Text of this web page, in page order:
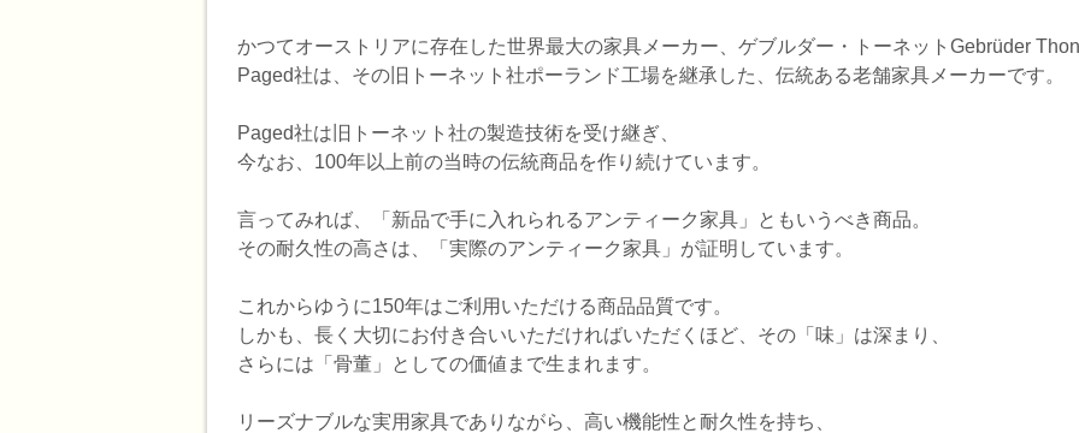
かつてオーストリアに存在した世界最大の家具メーカー、ゲブルダー・トーネットGebrüder
Paged社は、その旧トーネット社ポーランド工場を継承した、伝統ある老舗家具メーカーです。
Paged社は旧トーネット社の製造技術を受け継ぎ、
今なお、100年以上前の当時の伝統商品を作り続けています。
言ってみれば、「新品で手に入れられるアンティーク家具」ともいうべき商品。
その耐久性の高さは、「実際のアンティーク家具」が証明しています。
これからゆうに150年はご利用いただける商品品質です。
しかも、長く大切にお付き合いいただければいただくほど、その「味」は深まり、
さらには「骨董」としての価値まで生まれます。
リーズナブルな実用家具でありながら、高い機能性と耐久性を持ち、